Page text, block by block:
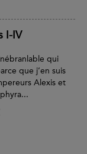
I-IV
qui
que j’en suis
Alexis et